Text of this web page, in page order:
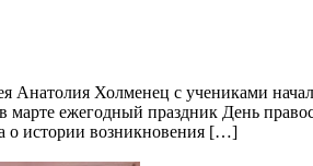
Анатолия Холменец с учениками
марте ежегодный праздник День
о истории возникновения […]